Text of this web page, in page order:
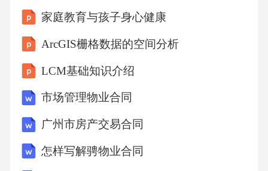
固楼。千古兴亡多少事？悠悠。不尽长江滚滚
流。年少万兜鍪，坐断东南战未休。天下英雄
谁敌手？曹刘。生子当如孙仲谋。【丁】夏日
绝句（李清照）生当作人杰，死亦为鬼雄。至
今思项羽，不肯过江东。【注释】①兜鍪：古
代士兵的头盔，这里代指士兵。②坐断：占
据。③项羽：秦末起义军领袖，兵败后自刎于
家庭教育与孩子身心健康
ArcGIS栅格数据的空间分析
LCM基础知识介绍
市场管理物业合同
广州市房产交易合同
怎样写解骋物业合同